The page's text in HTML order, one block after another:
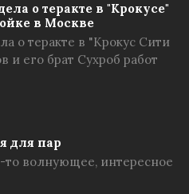
о теракте в "Крокусе"
в Москве
о теракте в "Крокус Сити
его брат Сухроб работ
для пар
то волнующее, интересное